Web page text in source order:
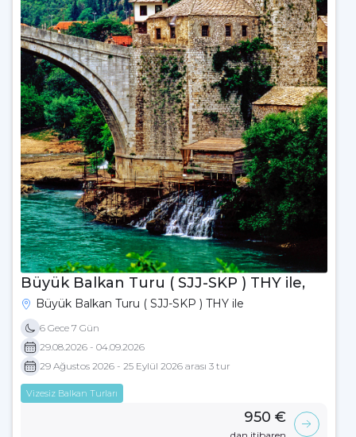
Büyük Balkan Turu ( SJJ-SKP ) THY ile,
Büyük Balkan Turu ( SJJ-SKP ) THY ile
6 Gece 7 Gün
29.08.2026 - 04.09.2026
29 Ağustos 2026 - 25 Eylül 2026 arası 3 tur
Vizesiz Balkan Turları
950 €